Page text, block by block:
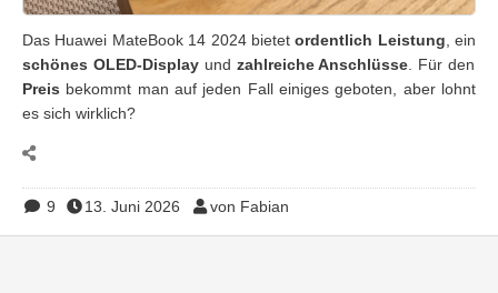
Das Huawei MateBook 14 2024 bietetordentlich Leistung , ein
schönes OLED-Displayund zahlreiche Anschlüsse . Für den
Preis bekommt man auf jeden Fall einiges geboten, aber lohnt
es sich wirklich?
9 13. Juni 2026 von Fabian